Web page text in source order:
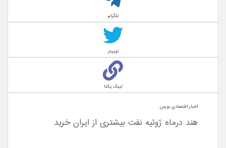
تلگرام
توییتر
لینک یکتا
اخبار اقتصادی بورس
هند درماه ژوئیه نفت بیشتری از ایران خرید